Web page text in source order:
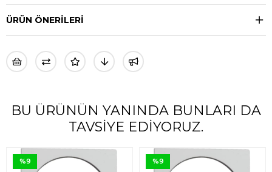
ÜRÜN ÖNERILERI
BU ÜRÜNÜN YANINDA BUNLARI DA
TAVSIYE EDIYORUZ.
%9 %9